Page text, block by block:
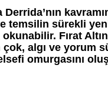
Derrida’nın
temsilin sürekli
Fırat
algı ve yorum
omurgasını